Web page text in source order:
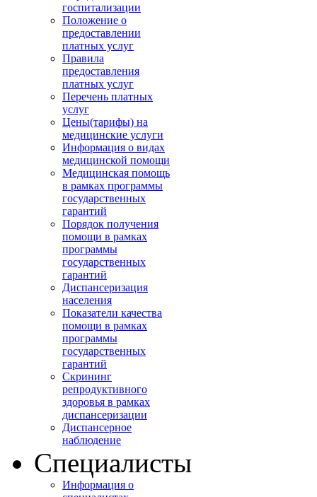
госпитализации
Положение о
предоставлении
платных услуг
Правила
предоставления
платных услуг
Перечень платных
услуг
Цены(тарифы) на
медицинские услуги
Информация о видах
медицинской помощи
Медицинская помощь
в рамках программы
государственных
гарантий
Порядок получения
помощи в рамках
программы
государственных
гарантий
Диспансеризация
населения
Показатели качества
помощи в рамках
программы
государственных
гарантий
Скрининг
репродуктивного
здоровья в рамках
диспансеризации
Диспансерное
наблюдение
Специалисты
Информация о